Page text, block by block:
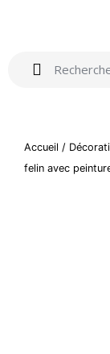
Accueil /
felin avec